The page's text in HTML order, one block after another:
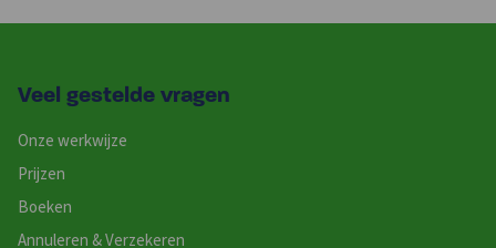
Veel gestelde vragen
Onze werkwijze
Prijzen
Boeken
Annuleren & Verzekeren